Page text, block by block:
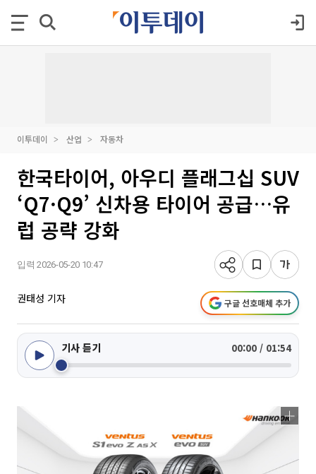
이투데이 산업 자동차
한국타이어, 아우디 플래그십 SUV
‘Q7·Q9’ 신차용 타이어 공급…유
럽 공략 강화
입력 2026-05-20 10:47
권태성 기자 구글 선호매체 추가
기사 듣기 00:00 / 01:54